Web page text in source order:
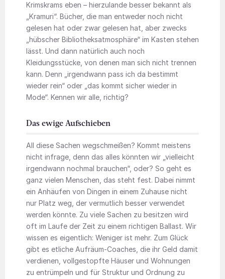
Krimskrams eben – hierzulande besser bekannt als
„Kramuri“. Bücher, die man entweder noch nicht
gelesen hat oder zwar gelesen hat, aber zwecks
„hübscher Bibliotheksatmosphäre“ im Kasten stehen
lässt. Und dann natürlich auch noch
Kleidungsstücke, von denen man sich nicht trennen
kann. Denn „irgendwann pass ich da bestimmt
wieder rein“ oder „das kommt sicher wieder in
Mode“. Kennen wir alle, richtig?
Das ewige Aufschieben
All diese Sachen wegschmeißen? Kommt meistens
nicht infrage, denn das alles könnten wir „vielleicht
irgendwann nochmal brauchen“, oder? So geht es
ganz vielen Menschen, das steht fest. Dabei nimmt
ein Anhäufen von Dingen in einem Zuhause nicht
nur Platz weg, der vermutlich besser verwendet
werden könnte. Zu viele Sachen zu besitzen wird
oft im Laufe der Zeit zu einem richtigen Ballast. Wir
wissen es eigentlich: Weniger ist mehr. Zum Glück
gibt es etliche Aufräum-Coaches, die ihr Geld damit
verdienen, vollgestopfte Häuser und Wohnungen
zu entrümpeln und für Struktur und Ordnung zu